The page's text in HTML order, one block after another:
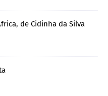
de Cidinha da Silva